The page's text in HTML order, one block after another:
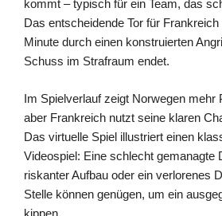
kommt – typisch für ein Team, das
Das entscheidende Tor für
Minute durch einen konstruierten
Schuss im Strafraum endet.
Im Spielverlauf zeigt Norwegen mehr
aber Frankreich nutzt seine klaren
Das virtuelle Spiel illustriert einen
Videospiel: Eine schlecht gemanagte
riskanter Aufbau oder ein verlorenes
Stelle können genügen, um ein
kippen.